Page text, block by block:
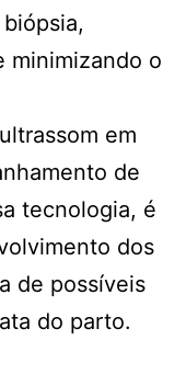
minimizando o
em
de
tecnologia, é
dos
de possíveis
do parto.